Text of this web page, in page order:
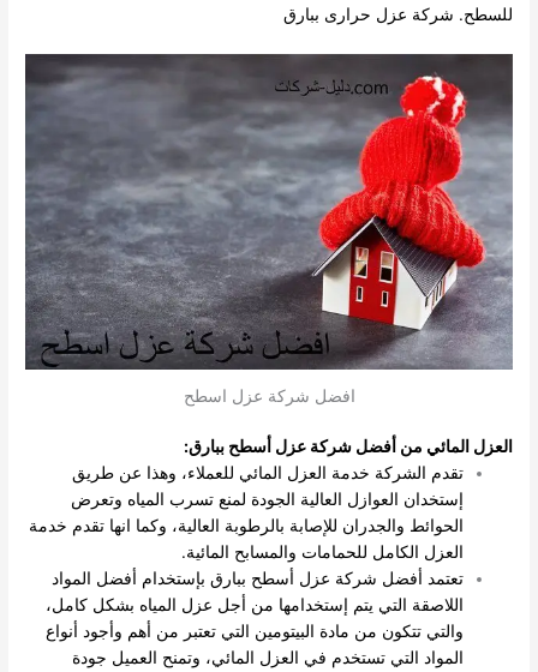
للسطح. شركة عزل حرارى ببارق
افضل شركة عزل اسطح
العزل المائي من أفضل شركة عزل أسطح ببارق:
تقدم الشركة خدمة العزل المائي للعملاء، وهذا عن طريق
إستخدان العوازل العالية الجودة لمنع تسرب المياه وتعرض
الحوائط والجدران للإصابة بالرطوبة العالية، وكما انها تقدم خدمة
العزل الكامل للحمامات والمسابح المائية.
تعتمد أفضل شركة عزل أسطح ببارق بإستخدام أفضل المواد
اللاصقة التي يتم إستخدامها من أجل عزل المياه بشكل كامل،
والتي تتكون من مادة البيتومين التي تعتبر من أهم وأجود أنواع
المواد التي تستخدم في العزل المائي، وتمنح العميل جودة